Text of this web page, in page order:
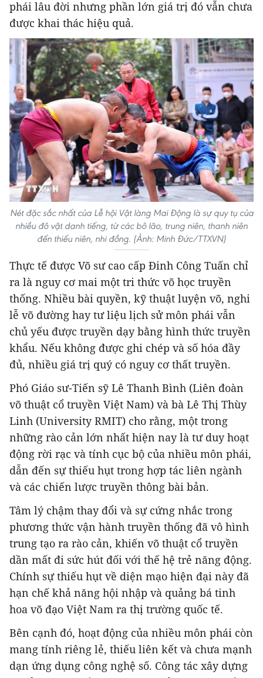
phái lâu đời nhưng phần lớn giá trị đó vẫn chưa
được khai thác hiệu quả.
Nét đặc sắc nhất của Lễ hội Vật làng Mai Động là sự quy tụ của
nhiều đô vật danh tiếng, từ các bô lão, trung niên, thanh niên
đến thiếu niên, nhi đồng. (Ảnh: Minh Đức/TTXVN)
Thực tế được Võ sư cao cấp Đinh Công Tuấn chỉ
ra là nguy cơ mai một tri thức võ học truyền
thống. Nhiều bài quyền, kỹ thuật luyện võ, nghi
lễ võ đường hay tư liệu lịch sử môn phái vẫn
chủ yếu được truyền dạy bằng hình thức truyền
khẩu. Nếu không được ghi chép và số hóa đầy
đủ, nhiều giá trị quý có nguy cơ thất truyền.
Phó Giáo sư-Tiến sỹ Lê Thanh Bình (Liên đoàn
võ thuật cổ truyền Việt Nam) và bà Lê Thị Thùy
Linh (University RMIT) cho rằng, một trong
những rào cản lớn nhất hiện nay là tư duy hoạt
động rời rạc và tính cục bộ của nhiều môn phái,
dẫn đến sự thiếu hụt trong hợp tác liên ngành
và các chiến lược truyền thông bài bản.
Tâm lý chậm thay đổi và sự cứng nhắc trong
phương thức vận hành truyền thống đã vô hình
trung tạo ra rào cản, khiến võ thuật cổ truyền
dần mất đi sức hút đối với thế hệ trẻ năng động.
Chính sự thiếu hụt về diện mạo hiện đại này đã
hạn chế khả năng hội nhập và quảng bá tinh
hoa võ đạo Việt Nam ra thị trường quốc tế.
Bên cạnh đó, hoạt động của nhiều môn phái còn
mang tính riêng lẻ, thiếu liên kết và chưa mạnh
dạn ứng dụng công nghệ số. Công tác xây dựng